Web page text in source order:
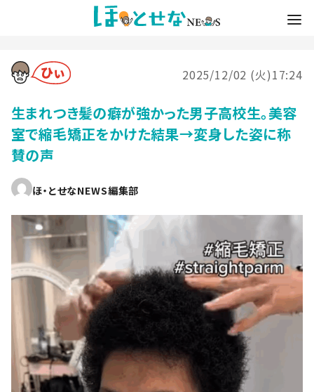
2025/12/02 (火)17:24
生まれつき髪の癖が強かった男子高校生。美容
室で縮毛矯正をかけた結果→変身した姿に称
賛の声
ほ・とせなNEWS編集部